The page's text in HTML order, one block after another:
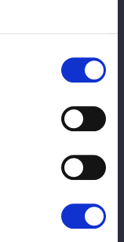
親しみ、小学生時代
きっかけに本格的に
ーダムと出合い、
貯めながら身体を
期間を経て、2025